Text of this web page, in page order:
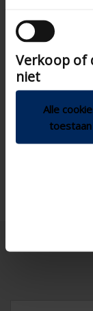
andere
die ze
van hun
Verkoop of
niet
Alle
toestaan